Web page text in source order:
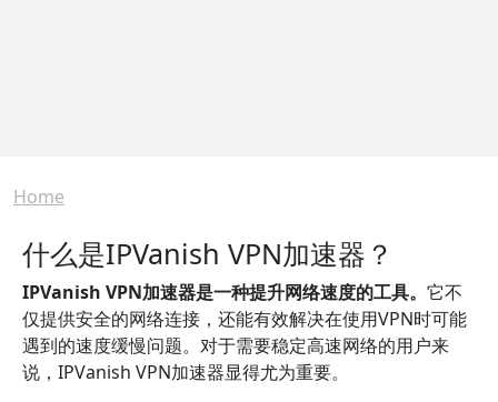
Breadcrumb
Home
什么是IPVanish VPN加速器？
IPVanish VPN加速器是一种提升网络速度的工具。 它不
仅提供安全的网络连接，还能有效解决在使用VPN时可能
遇到的速度缓慢问题。对于需要稳定高速网络的用户来
说，IPVanish VPN加速器显得尤为重要。